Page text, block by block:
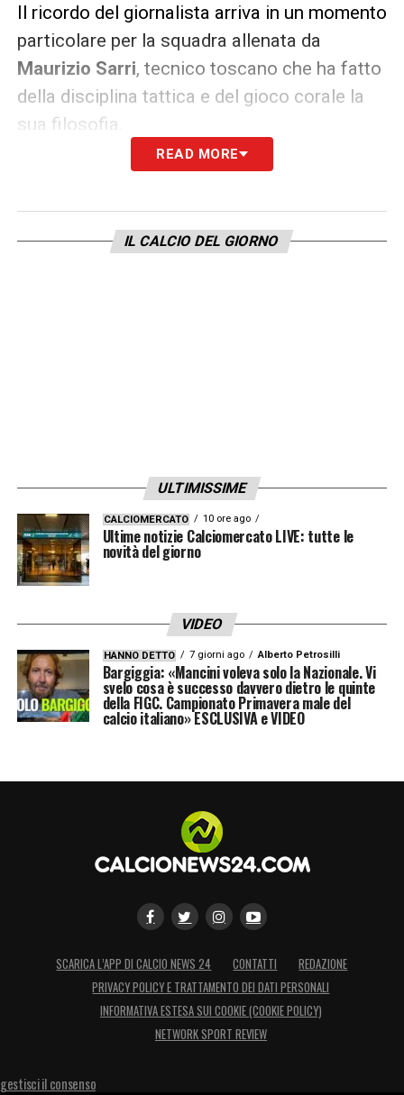
Il ricordo del giornalista arriva in un momento
particolare per la squadra allenata da
Maurizio Sarri, tecnico toscano che ha fatto
della disciplina tattica e del gioco corale la
sua filosofia.
La figura di Furio Focolari resterà impressa
professionalità, ma anche per la passione
autentica con cui ha raccontato il calcio e la
LA PLAYLIST DELLE NOSTRE TOP NEWS
READ MORE
IL CALCIO DEL GIORNO
ULTIMISSIME
CALCIOMERCATO 10 ore ago
Ultime notizie Calciomercato LIVE: tutte le
novità del giorno
VIDEO
HANNO DETTO 7 giorni ago Alberto Petrosilli
Bargiggia: «Mancini voleva solo la Nazionale. Vi
svelo cosa è successo davvero dietro le quinte
della FIGC. Campionato Primavera male del
calcio italiano» ESCLUSIVA e VIDEO
SCARICA L’APP DI CALCIO NEWS 24 CONTATTI
REDAZIONE
PRIVACY POLICY E TRATTAMENTO DEI DATI PERSONALI
INFORMATIVA ESTESA SUI COOKIE (COOKIE POLICY)
NETWORK SPORT REVIEW
gestisci il consenso